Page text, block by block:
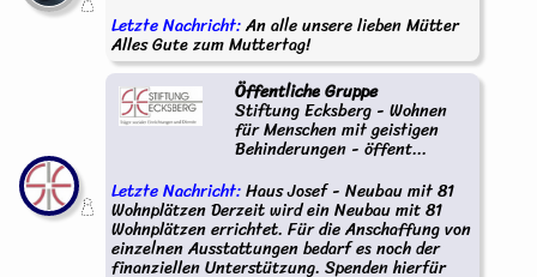
Letzte Nachricht:An alle unsere lieben Mütter
Alles Gute zum Muttertag!
Öffentliche Gruppe
Stiftung Ecksberg - Wohnen
für Menschen mit geistigen
Behinderungen - öffent...
Letzte Nachricht:Haus Josef - Neubau mit 81
Wohnplätzen Derzeit wird ein Neubau mit 81
Wohnplätzen errichtet. Für die Anschaffung von
einzelnen Ausstattungen bedarf es noch der
finanziellen Unterstützung. Spenden hierfür